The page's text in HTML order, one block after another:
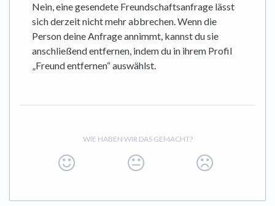
Nein, eine gesendete Freundschaftsanfrage lässt
sich derzeit nicht mehr abbrechen. Wenn die
Person deine Anfrage annimmt, kannst du sie
anschließend entfernen, indem du in ihrem Profil
„Freund entfernen“ auswählst.
WIE HABEN WIR DAS GEMACHT?